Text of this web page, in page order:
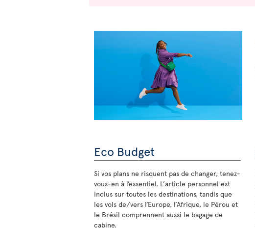
Eco Budget
Si vos plans ne risquent pas de changer, tenez-
vous-en à l’essentiel. L’article personnel est
inclus sur toutes les destinations, tandis que
les vols de/vers l’Europe, l’Afrique, le Pérou et
le Brésil comprennent aussi le bagage de
cabine.